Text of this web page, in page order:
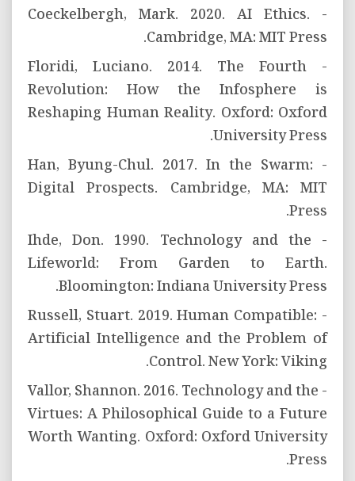
- Coeckelbergh, Mark. 2020. AI Ethics.
Cambridge, MA: MIT Press.
- Floridi, Luciano. 2014. The Fourth
Revolution: How the Infosphere is
Reshaping Human Reality. Oxford: Oxford
University Press.
- Han, Byung-Chul. 2017. In the Swarm:
Digital Prospects. Cambridge, MA: MIT
Press.
- Ihde, Don. 1990. Technology and the
Lifeworld: From Garden to Earth.
Bloomington: Indiana University Press.
- Russell, Stuart. 2019. Human Compatible:
Artificial Intelligence and the Problem of
Control. New York: Viking.
- Vallor, Shannon. 2016. Technology and the
Virtues: A Philosophical Guide to a Future
Worth Wanting. Oxford: Oxford University
Press.